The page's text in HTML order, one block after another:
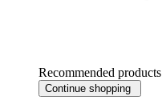
Recommended products
Continue shopping